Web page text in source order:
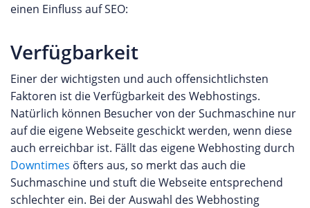
einen Einfluss auf SEO:
Verfügbarkeit
Einer der wichtigsten und auch offensichtlichsten
Faktoren ist die Verfügbarkeit des Webhostings.
Natürlich können Besucher von der Suchmaschine nur
auf die eigene Webseite geschickt werden, wenn diese
auch erreichbar ist. Fällt das eigene Webhosting durch
Downtimes öfters aus, so merkt das auch die
Suchmaschine und stuft die Webseite entsprechend
schlechter ein. Bei der Auswahl des Webhosting